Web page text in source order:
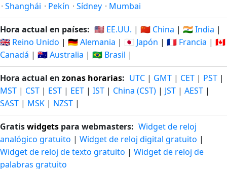
· Shanghái · Pekín · Sídney · Mumbai
Hora actual en países: 🇺🇸 EE.UU. | 🇨🇳 China | 🇮🇳 India |
🇬🇧 Reino Unido | 🇩🇪 Alemania | 🇯🇵 Japón | 🇫🇷 Francia | 🇨🇦
Canadá | 🇦🇺 Australia | 🇧🇷 Brasil |
Hora actual en zonas horarias: UTC | GMT | CET | PST |
MST | CST | EST | EET | IST | China (CST) | JST | AEST |
SAST | MSK | NZST |
Gratiswidgets para webmasters: Widget de reloj
analógico gratuito | Widget de reloj digital gratuito |
Widget de reloj de texto gratuito | Widget de reloj de
palabras gratuito